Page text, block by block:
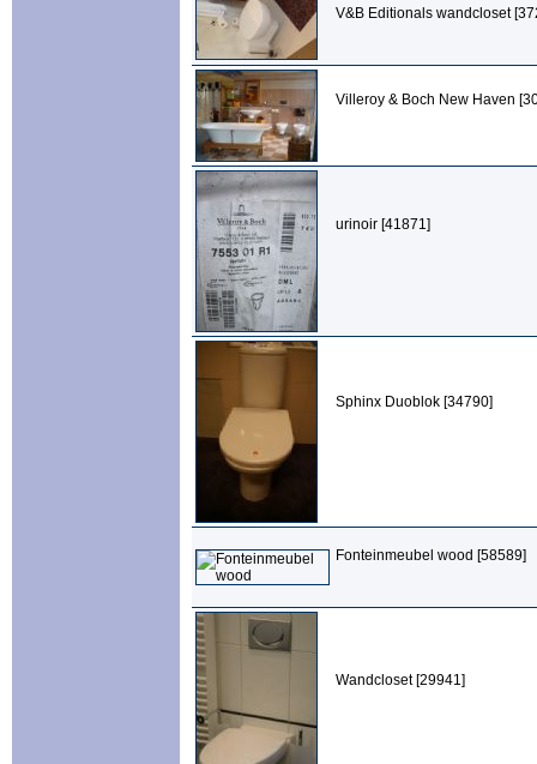
V&B Editionals wandcloset
Villeroy & Boch New Haven
urinoir [41871]
Sphinx Duoblok [34790]
Fonteinmeubel wood [58589]
Wandcloset [29941]